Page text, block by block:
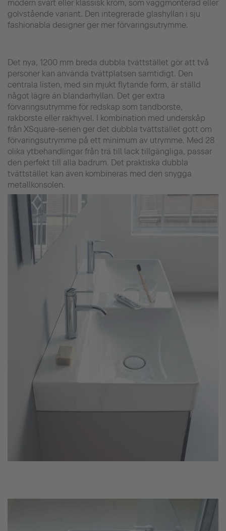
modern svart eller klassisk krom, som väggmonterad eller
golvstående variant. Den integrerade glashyllan i sju
fashionabla designer ger mer förvaringsutrymme.
Det nya, 1200 mm breda dubbla tvättstället gör att två
personer kan använda tvättplatsen samtidigt. Den
centrala listen, med sin mjukt flytande form, är ställd
något lägre än blandarhyllan. Det ger extra
förvaringsutrymme för redskap som tandborste,
rakborste eller rakhyvel. I kombination med underskåp
från XSquare-serien ger det dubbla tvättstället gott om
förvaringsutrymme på ett minimum av utrymme. Med 28
olika ytbehandlingar från trä till lack tillgängliga, passar
den perfekt till alla badrum. Det praktiska dubbla
tvättstället kan även kombineras med den snygga
metallkonsolen.